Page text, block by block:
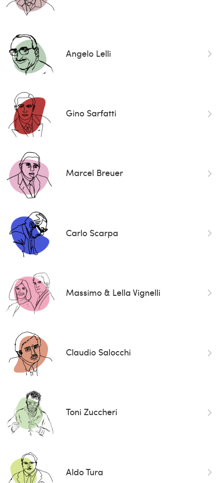
Angelo Lelli
Gino Sarfatti
Marcel Breuer
Carlo Scarpa
Massimo & Lella Vignelli
Claudio Salocchi
Toni Zuccheri
Aldo Tura